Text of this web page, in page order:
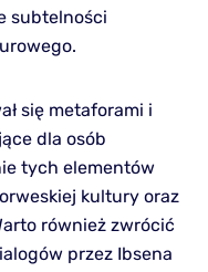
subtelności
się metaforami i
dla osób
tych elementów
kultury oraz
również zwrócić
przez Ibsena